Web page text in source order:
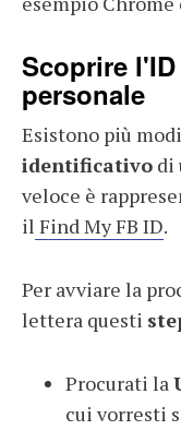
Scoprire
personale
Esistono più
identificativo di
veloce è
il Find My FB ID.
Per avviare la
lettera questi
Procurati la
cui vorresti